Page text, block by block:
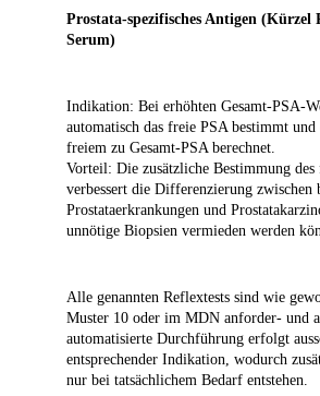
Prostata-spezifisches Antigen (Kürzel
Serum)
Indikation: Bei erhöhten Gesamt-PSA-
automatisch das freie PSA bestimmt
freiem zu Gesamt-PSA berechnet.
Vorteil: Die zusätzliche Bestimmung des
verbessert die Differenzierung zwischen
Prostataerkrankungen und
unnötige Biopsien vermieden werden
Alle genannten Reflextests sind wie
Muster 10 oder im MDN anforder- und
automatisierte Durchführung erfolgt
entsprechender Indikation, wodurch
nur bei tatsächlichem Bedarf entstehen.